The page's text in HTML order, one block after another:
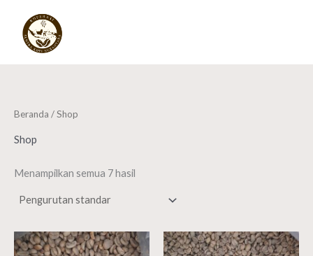
konten
Beranda / Shop
Shop
Menampilkan semua 7 hasil